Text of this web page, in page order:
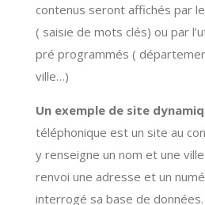
contenus seront affichés par
( saisie de mots clés) ou par
pré programmés (
ville…)
Un exemple de site
téléphonique est un site au
y renseigne un nom et une
renvoi une adresse et un
interrogé sa base de données.